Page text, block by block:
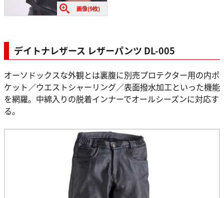
画像(9枚)
デイトナレザース レザーパンツ DL-005
オーソドックスな外観とは裏腹に別売プロテクター用の内ポ
ケット／ウエストシャーリング／表面撥水加工といった機能
を網羅。中綿入りの脱着インナーでオールシーズンに対応す
る。